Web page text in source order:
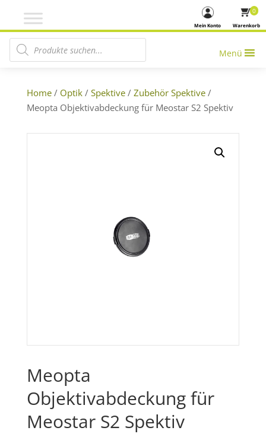
Warenkorb
0
Mein Konto
Products search
Menü
Home/ Optik/ Spektive/ Zubehör Spektive/
Meopta Objektivabdeckung für Meostar S2 Spektiv
Meopta
Objektivabdeckung für
Meostar S2 Spektiv